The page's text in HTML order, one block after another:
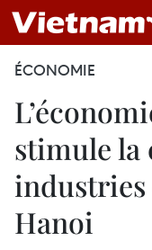
ÉCONOMIE
stimule la
Hanoi